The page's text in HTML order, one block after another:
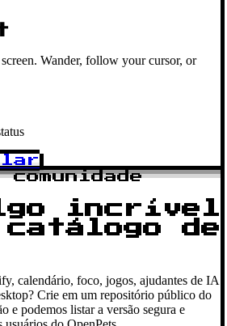
Wander, follow your cursor, or
incrível
de
calendário, foco, jogos, ajudantes de IA
Crie em um repositório público do
e podemos listar a versão segura e